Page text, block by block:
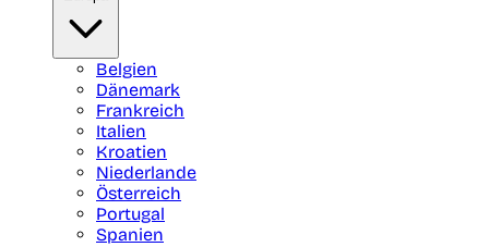
Belgien
Dänemark
Frankreich
Italien
Kroatien
Niederlande
Österreich
Portugal
Spanien